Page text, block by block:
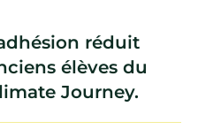
réduit
élèves du
Journey.